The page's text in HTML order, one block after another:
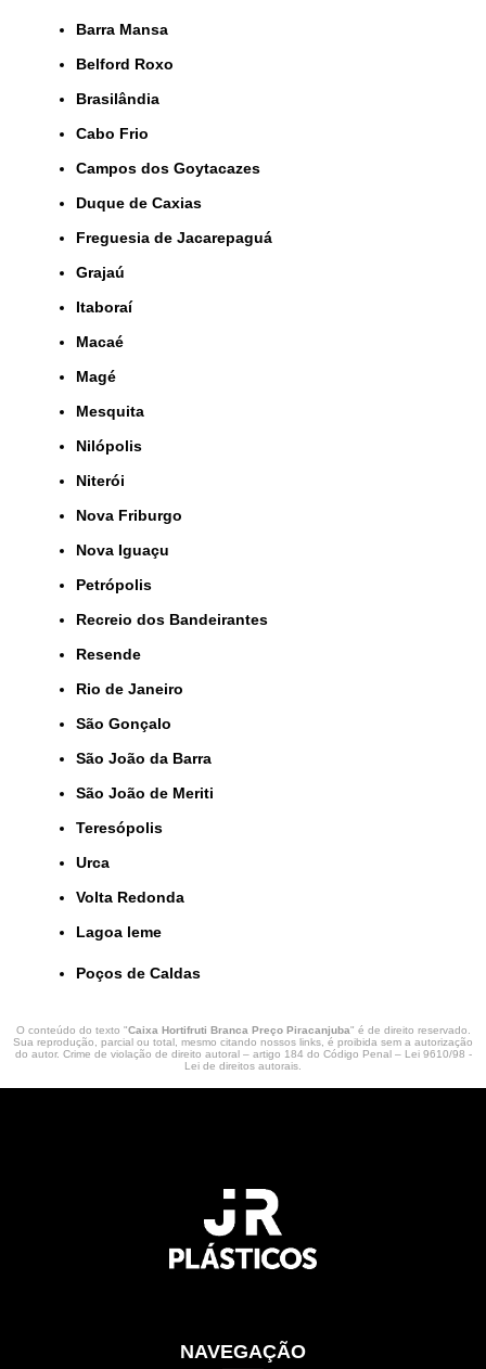
Barra Mansa
Belford Roxo
Brasilândia
Cabo Frio
Campos dos Goytacazes
Duque de Caxias
Freguesia de Jacarepaguá
Grajaú
Itaboraí
Macaé
Magé
Mesquita
Nilópolis
Niterói
Nova Friburgo
Nova Iguaçu
Petrópolis
Recreio dos Bandeirantes
Resende
Rio de Janeiro
São Gonçalo
São João da Barra
São João de Meriti
Teresópolis
Urca
Volta Redonda
lagoa leme
Poços de Caldas
O conteúdo do texto "Caixa Hortifruti Branca Preço Piracanjuba" é de direito reservado.
Sua reprodução, parcial ou total, mesmo citando nossos links, é proibida sem a autorização
do autor. Crime de violação de direito autoral – artigo 184 do Código Penal – Lei 9610/98 -
Lei de direitos autorais.
NAVEGAÇÃO